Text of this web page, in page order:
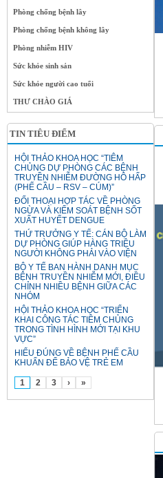
Phòng chống bệnh lây
Phòng chống bệnh không lây
Phòng nhiễm HIV
Sức khỏe sinh sản
Sức khỏe người cao tuổi
THƯ CHÀO GIÁ
TIN TIÊU ĐIỂM
HỘI THẢO KHOA HỌC “TIÊM
CHỦNG DỰ PHÒNG CÁC BỆNH
TRUYỀN NHIỄM ĐƯỜNG HÔ HẤP
(PHẾ CẦU – RSV – CÚM)”
ĐỐI THOẠI HỢP TÁC VỀ PHÒNG
NGỪA VÀ KIỂM SOÁT BỆNH SỐT
XUẤT HUYẾT DENGUE
THỨ TRƯỞNG Y TẾ: CÁN BỘ LÀM
DỰ PHÒNG GIÚP HÀNG TRIỆU
NGƯỜI KHÔNG PHẢI VÀO VIỆN
BỘ Y TẾ BAN HÀNH DANH MỤC
BỆNH TRUYỀN NHIỄM MỚI, ĐIỀU
CHỈNH NHIỀU BỆNH GIỮA CÁC
NHÓM
HỘI THẢO KHOA HỌC “TRIỂN
KHAI CÔNG TÁC TIÊM CHỦNG
TRONG TÌNH HÌNH MỚI TẠI KHU
VỰC”
HIỂU ĐÚNG VỀ BỆNH PHẾ CẦU
KHUẨN ĐỂ BẢO VỆ TRẺ EM
1 2 3 › »